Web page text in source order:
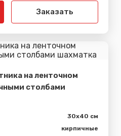
Заказать
на ленточном
столбами
30x40 см
кирпичные